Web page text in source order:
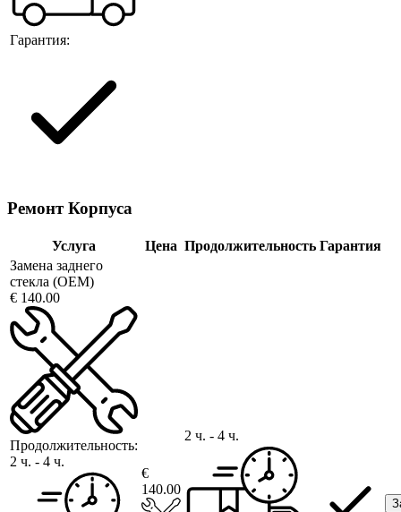
Гарантия:
Ремонт Корпуса
Услуга Цена Продолжительность Гарантия
Замена заднего
стекла (OEM)
€ 140.00
Продолжительность:
2 ч. - 4 ч.
€
140.00
2 ч. - 4 ч.